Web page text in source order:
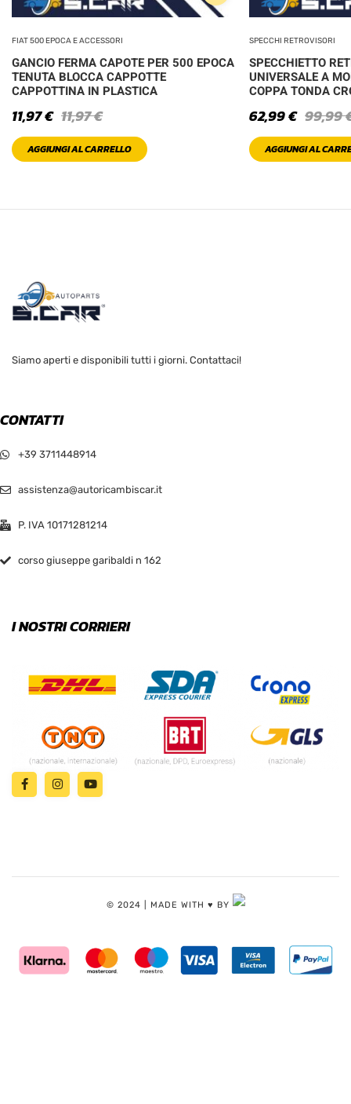
FIAT 500 EPOCA E ACCESSORI
GANCIO FERMA CAPOTE PER 500 EPOCA
TENUTA BLOCCA CAPPOTTE
CAPPOTTINA IN PLASTICA
11,97€
11,97€
AGGIUNGI AL CARRELLO
SPECCHI RETROVISORI
SPECCHIETTO
UNIVERSALE A
COPPA TONDA
99,99
62,99€
AGGIUNGI AL
Siamo aperti e disponibili tutti i giorni. Contattaci!
CONTATTI
+39 3711448914
assistenza@autoricambiscar.it
P. IVA 10171281214
corso giuseppe garibaldi n 162
I NOSTRI CORRIERI
© 2024 | MADE WITH ♥️ BY